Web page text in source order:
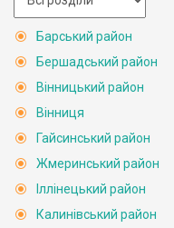
Барський район
Бершадський район
Вінницький район
Вінниця
Гайсинський район
Жмеринський район
Іллінецький район
Калинівський район